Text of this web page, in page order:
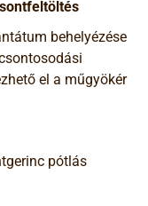
öltés
behelyézése
el a műgyökér
pótlás